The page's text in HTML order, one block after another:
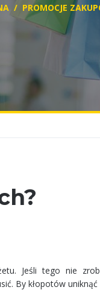
/ PROMOCJE
Jeśli tego nie
By kłopotów